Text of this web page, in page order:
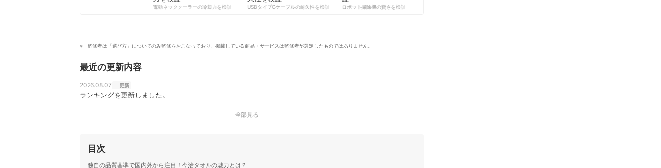
電動ネッククーラーの冷却力を検証
USBタイプCケーブルの耐久性を検証 ロボット掃除機の賢さを検証
監修者は「選び方」についてのみ監修をおこなっており、掲載している商品・サービスは監修者が選定したものではありません。
最近の更新内容
2026.08.07 更新
ランキングを更新しました。
全部見る
目次
独自の品質基準で国内外から注目！今治タオルの魅力とは？